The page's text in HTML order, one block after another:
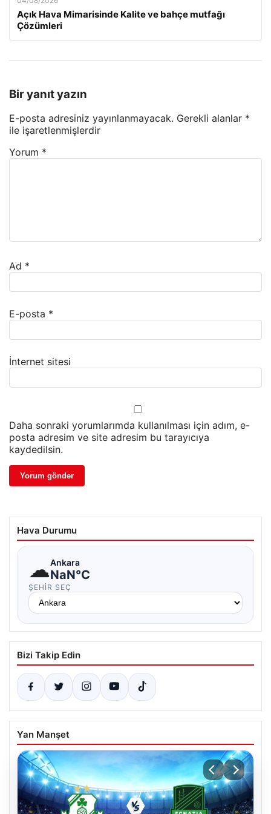
Açık Hava Mimarisinde Kalite ve bahçe mutfağı
Çözümleri
Bir yanıt yazın
E-posta adresiniz yayınlanmayacak. Gerekli alanlar *
ile işaretlenmişlerdir
Yorum *
Ad *
E-posta *
İnternet sitesi
Daha sonraki yorumlarımda kullanılması için adım, e-
posta adresim ve site adresim bu tarayıcıya
kaydedilsin.
Hava Durumu
☁Ankara
NaN°C
ŞEHIR SEÇ
Bizi Takip Edin
Yan Manşet